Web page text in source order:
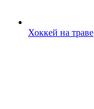
Хоккей на траве